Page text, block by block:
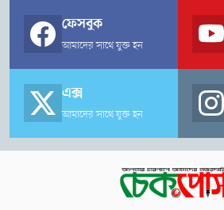
ফেসবুক
আমাদের সাথে যুক্ত হন
এক্স
আমাদের সাথে যুক্ত হন